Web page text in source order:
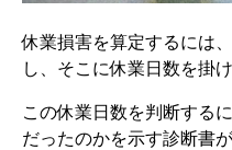
休業損害を算定するには
し、そこに休業日数を掛け
この休業日数を判断する
だったのかを示す診断書